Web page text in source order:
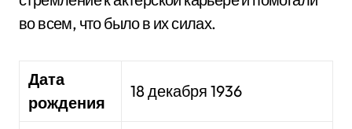
во всем, что было в их силах.
Дата
рождения
18 декабря 1936